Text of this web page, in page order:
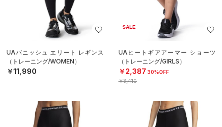
UAバニッシュ エリート レギンス
（トレーニング/WOMEN）
￥11,990
SALE
UAヒートギアアーマー ショーツ
（トレーニング/GIRLS）
￥2,387 30%OFF
￥3,410